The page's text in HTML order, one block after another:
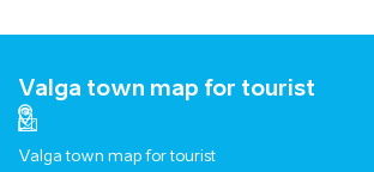
Valga town map for tourist
Valga town map for tourist